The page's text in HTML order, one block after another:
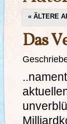
« ÄLTERE
Das